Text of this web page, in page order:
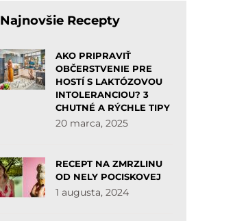
Najnovšie Recepty
AKO PRIPRAVIŤ
OBČERSTVENIE PRE
HOSTÍ S LAKTÓZOVOU
INTOLERANCIOU? 3
CHUTNÉ A RÝCHLE TIPY
20 marca, 2025
RECEPT NA ZMRZLINU
OD NELY POCISKOVEJ
1 augusta, 2024